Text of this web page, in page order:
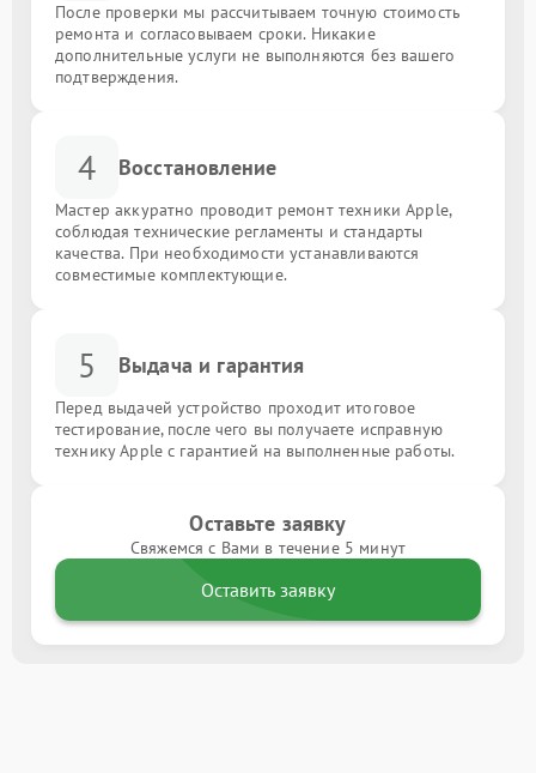
После проверки мы рассчитываем точную стоимость
ремонта и согласовываем сроки. Никакие
дополнительные услуги не выполняются без вашего
подтверждения.
4 Восстановление
Мастер аккуратно проводит ремонт техники Apple,
соблюдая технические регламенты и стандарты
качества. При необходимости устанавливаются
совместимые комплектующие.
5 Выдача и гарантия
Перед выдачей устройство проходит итоговое
тестирование, после чего вы получаете исправную
технику Apple с гарантией на выполненные работы.
Оставьте заявку
Свяжемся с Вами в течение 5 минут
Оставить заявку